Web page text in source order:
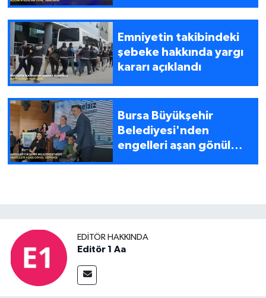
Emniyetin takibindeki
şebeke hakkında yargı
kararı açıklandı
Bursa Büyükşehir
Belediyesi'nden
engelleri aşan gönül
EDITÖR HAKKINDA
Editör 1 Aa